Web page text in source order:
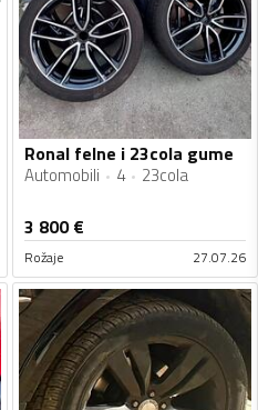
Ronal felne i 23cola gume
Automobili 4 23cola
3 800€
Rožaje 27.07.26